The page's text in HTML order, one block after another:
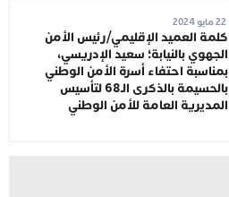
22 مايو 2024
كلمة العميد الإقليمي/رئيس الأمن
الجهوي بالنيابة؛ سعيد الإدريسي،
بمناسبة احتفاء أسرة الأمن الوطني
بالحسيمة بالذكرى الـ68 لتأسيس
المديرية العامة للأمن الوطني